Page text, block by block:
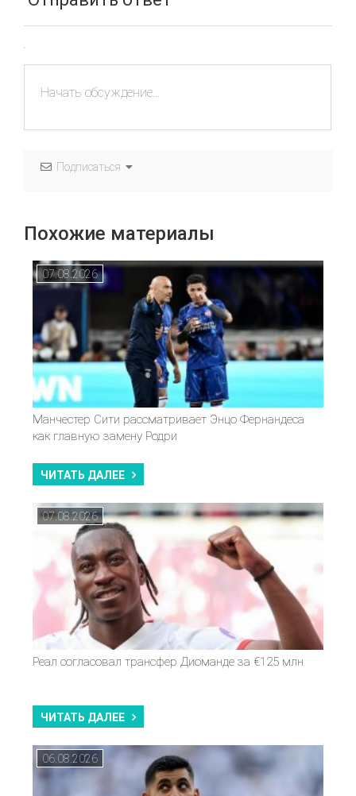
Подписаться
Похожие материалы
07.08.2026
Манчестер Сити рассматривает Энцо Фернандеса
как главную замену Родри
ЧИТАТЬ ДАЛЕЕ
07.08.2026
Реал согласовал трансфер Диоманде за €125 млн
ЧИТАТЬ ДАЛЕЕ
06.08.2026